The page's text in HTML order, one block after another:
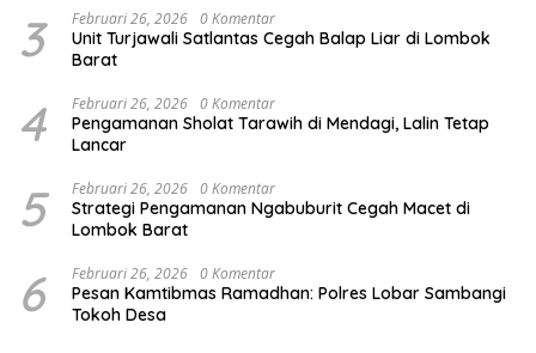
3 Februari 26, 2026 0 Komentar
Unit Turjawali Satlantas Cegah Balap Liar di Lombok
Barat
4 Februari 26, 2026 0 Komentar
Pengamanan Sholat Tarawih di Mendagi, Lalin Tetap
Lancar
5 Februari 26, 2026 0 Komentar
Strategi Pengamanan Ngabuburit Cegah Macet di
Lombok Barat
6 Februari 26, 2026 0 Komentar
Pesan Kamtibmas Ramadhan: Polres Lobar Sambangi
Tokoh Desa